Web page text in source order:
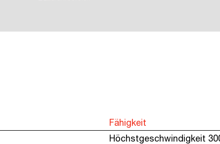
Fähigkeit
Höchstgeschwindigkeit